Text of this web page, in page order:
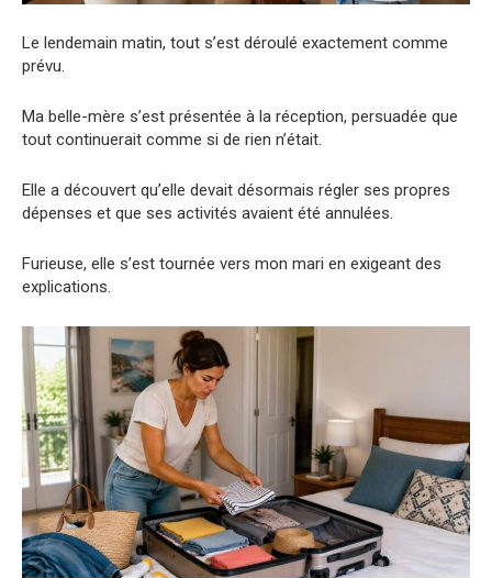
Le lendemain matin, tout s’est déroulé exactement comme
prévu.
Ma belle-mère s’est présentée à la réception, persuadée que
tout continuerait comme si de rien n’était.
Elle a découvert qu’elle devait désormais régler ses propres
dépenses et que ses activités avaient été annulées.
Furieuse, elle s’est tournée vers mon mari en exigeant des
explications.